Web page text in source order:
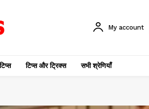
My account
टिप्स और ट्रिक्स सभी श्रेणियाँ